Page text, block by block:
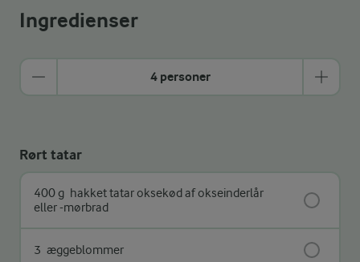
Ingredienser
4 personer
Rørt tatar
400 g hakket tatar oksekød af okseinderlår
eller -mørbrad
3 æggeblommer